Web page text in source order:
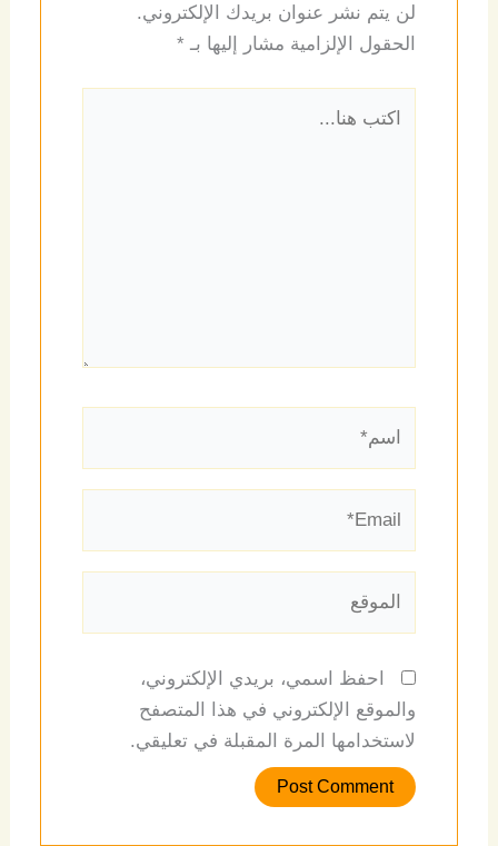
لن يتم نشر عنوان بريدك الإلكتروني.
الحقول الإلزامية مشار إليها بـ *
احفظ اسمي، بريدي الإلكتروني،
والموقع الإلكتروني في هذا المتصفح
لاستخدامها المرة المقبلة في تعليقي.